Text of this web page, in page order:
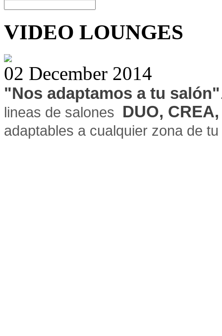
VIDEO LOUNGES
02 December 2014
"Nos adaptamos a tu salón"
lineas de salones DUO,
adaptables a cualquier zona de